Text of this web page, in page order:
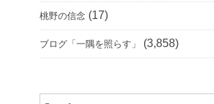
桃野の信念 (17)
ブログ「一隅を照らす」 (3,858)